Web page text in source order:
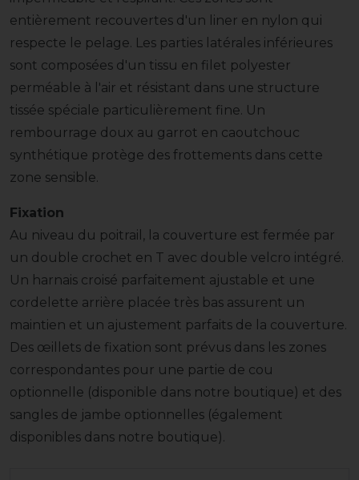
entièrement recouvertes d'un liner en nylon qui
respecte le pelage. Les parties latérales inférieures
sont composées d'un tissu en filet polyester
perméable à l'air et résistant dans une structure
tissée spéciale particulièrement fine. Un
rembourrage doux au garrot en caoutchouc
synthétique protège des frottements dans cette
zone sensible.
Fixation
Au niveau du poitrail, la couverture est fermée par
un double crochet en T avec double velcro intégré.
Un harnais croisé parfaitement ajustable et une
cordelette arrière placée très bas assurent un
maintien et un ajustement parfaits de la couverture.
Des œillets de fixation sont prévus dans les zones
correspondantes pour une partie de cou
optionnelle (disponible dans notre boutique) et des
sangles de jambe optionnelles (également
disponibles dans notre boutique).